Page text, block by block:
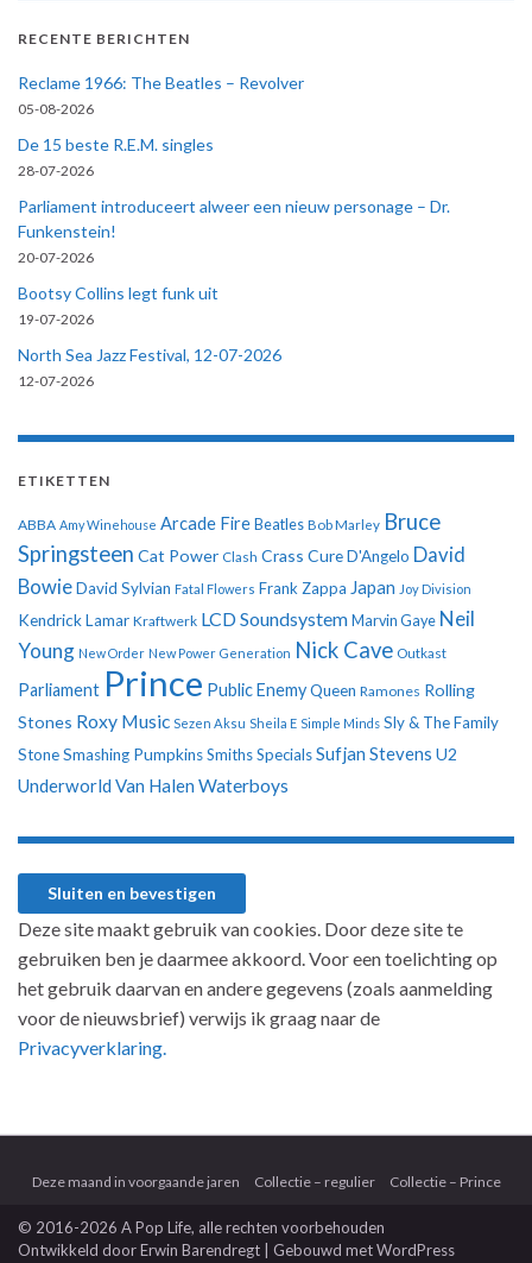
RECENTE BERICHTEN
Reclame 1966: The Beatles – Revolver
05-08-2026
De 15 beste R.E.M. singles
28-07-2026
Parliament introduceert alweer een nieuw personage – Dr.
Funkenstein!
20-07-2026
Bootsy Collins legt funk uit
19-07-2026
North Sea Jazz Festival, 12-07-2026
12-07-2026
ETIKETTEN
ABBA Amy Winehouse Arcade Fire Beatles Bob Marley Bruce
Springsteen Cat Power Clash Crass CureD'Angelo David
BowieDavid Sylvian Fatal Flowers Frank Zappa Japan Joy Division
Kendrick Lamar Kraftwerk LCD Soundsystem Marvin Gaye Neil
Young New Order New Power Generation Nick Cave Outkast
Parliament Prince Public EnemyQueen Ramones Rolling
Stones Roxy Music Sezen Aksu Sheila E Simple Minds Sly & The Family
StoneSmashing PumpkinsSmithsSpecialsSufjan Stevens U2
Underworld Van Halen Waterboys
Deze site maakt gebruik van cookies. Door deze site te
gebruiken ben je daarmee akkoord. Voor een toelichting op
het gebruik daarvan en andere gegevens (zoals aanmelding
voor de nieuwsbrief) verwijs ik graag naar de
Privacyverklaring.
Deze maand in voorgaande jaren Collectie – regulier Collectie – Prince
© 2016-2026 A Pop Life, alle rechten voorbehouden
Ontwikkeld doorErwin Barendregt | Gebouwd metWordPress